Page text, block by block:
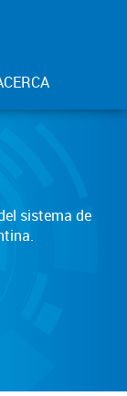
sistema de